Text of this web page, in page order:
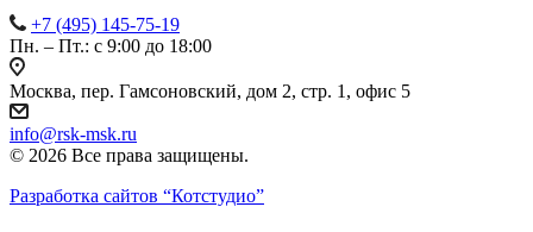
+7 (495) 145-75-19
Пн. – Пт.: с 9:00 до 18:00
Москва, пер. Гамсоновский, дом 2, стр. 1, офис 5
info@rsk-msk.ru
© 2026 Все права защищены.
Разработка сайтов “Котстудио”